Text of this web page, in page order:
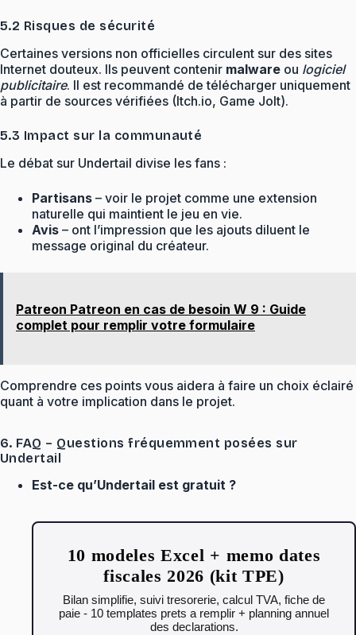
5.2 Risques de sécurité
Certaines versions non officielles circulent sur des sites
Internet douteux. Ils peuvent contenir malware ou logiciel
publicitaire. Il est recommandé de télécharger uniquement
à partir de sources vérifiées (Itch.io, Game Jolt).
5.3 Impact sur la communauté
Le débat sur Undertail divise les fans :
Partisans – voir le projet comme une extension
naturelle qui maintient le jeu en vie.
Avis – ont l’impression que les ajouts diluent le
message original du créateur.
Patreon Patreon en cas de besoin W 9 : Guide
complet pour remplir votre formulaire
Comprendre ces points vous aidera à faire un choix éclairé
quant à votre implication dans le projet.
6. FAQ – Questions fréquemment posées sur
Undertail
Est-ce qu’Undertail est gratuit ?
10 modeles Excel + memo dates
fiscales 2026 (kit TPE)
Bilan simplifie, suivi tresorerie, calcul TVA, fiche de
paie - 10 templates prets a remplir + planning annuel
des declarations.